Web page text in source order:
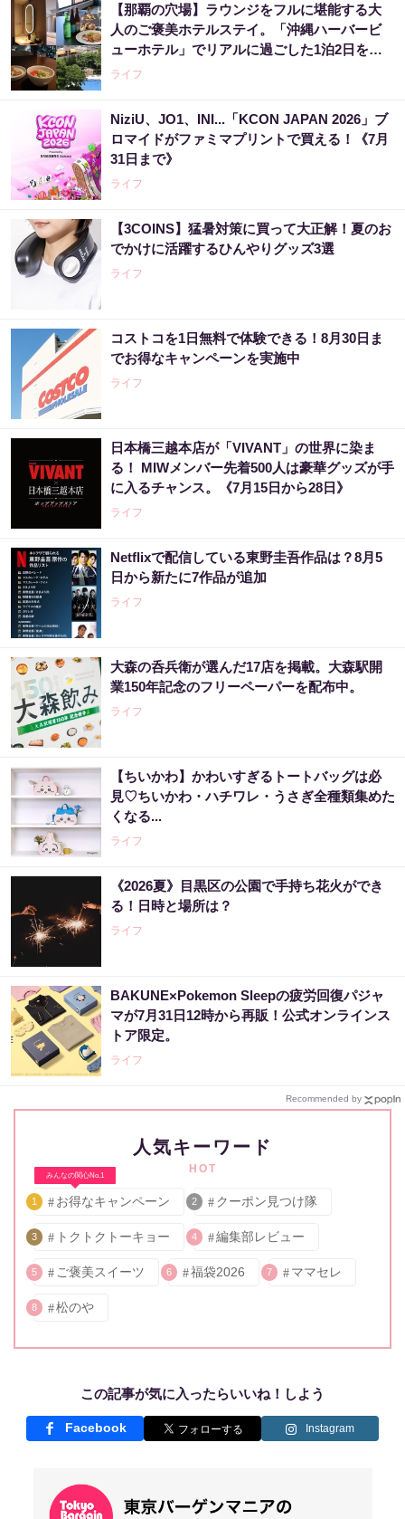
【那覇の穴場】ラウンジをフルに堪能する大
人のご褒美ホテルステイ。「沖縄ハーバービ
ューホテル」でリアルに過ごした1泊2日をレ
ビュー。
ライフ
NiziU、JO1、INI...「KCON JAPAN 2026」ブ
ロマイドがファミマプリントで買える！《7月
31日まで》
ライフ
【3COINS】猛暑対策に買って大正解！夏のお
でかけに活躍するひんやりグッズ3選
ライフ
コストコを1日無料で体験できる！8月30日ま
でお得なキャンペーンを実施中
ライフ
日本橋三越本店が「VIVANT」の世界に染ま
る！ MIWメンバー先着500人は豪華グッズが手
に入るチャンス。《7月15日から28日》
ライフ
Netflixで配信している東野圭吾作品は？8月5
日から新たに7作品が追加
ライフ
大森の呑兵衛が選んだ17店を掲載。大森駅開
業150年記念のフリーペーパーを配布中。
ライフ
【ちいかわ】かわいすぎるトートバッグは必
見♡ちいかわ・ハチワレ・うさぎ全種類集めた
くなる...
ライフ
《2026夏》目黒区の公園で手持ち花火ができ
る！日時と場所は？
ライフ
BAKUNE×Pokemon Sleepの疲労回復パジャ
マが7月31日12時から再販！公式オンラインス
トア限定。
ライフ
Recommended by
人気キーワード
HOT
みんなの関心No.1
1 お得なキャンペーン 2 クーポン見つけ隊
3 トクトクトーキョー 4 編集部レビュー
5 ご褒美スイーツ 6 福袋2026 7 ママセレ
8 松のや
この記事が気に入ったらいいね！しよう
Facebook Instagram